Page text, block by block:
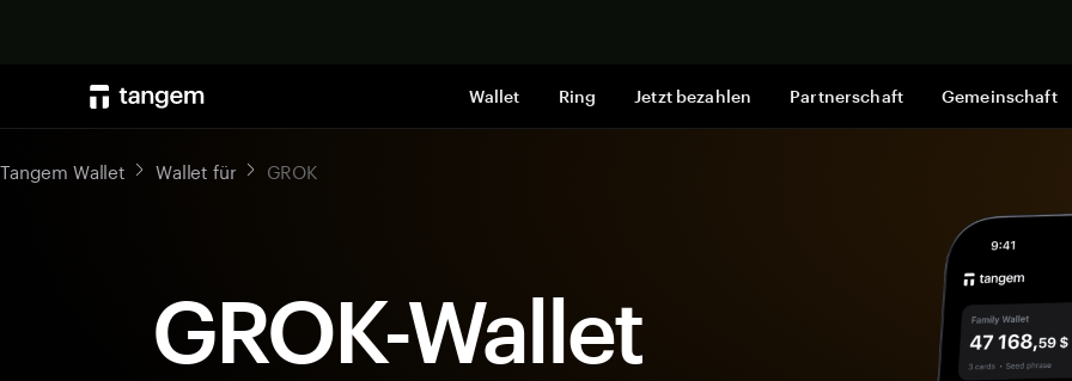
Wallet Ring Jetzt bezahlen Partnerschaft Gemeinschaft
Tangem Wallet Wallet für GROK
GROK-Wallet